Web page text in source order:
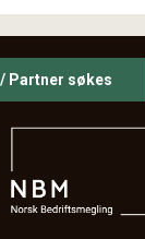
Partner søkes